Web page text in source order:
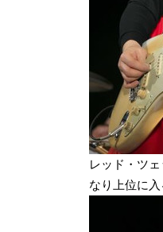
レッド・ツ
なり上位に